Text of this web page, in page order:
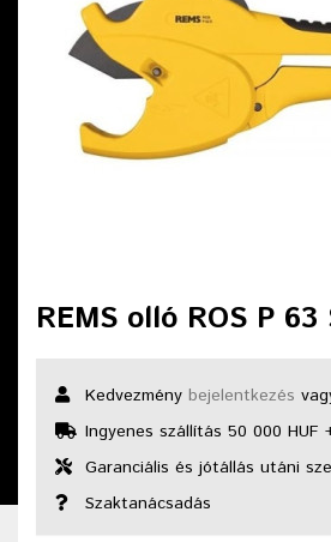
REMS olló ROS P
Kedvezmény bejelentkezés
Ingyenes szállítás 50 000 HUF
Garanciális és jótállás utáni
Szaktanácsadás